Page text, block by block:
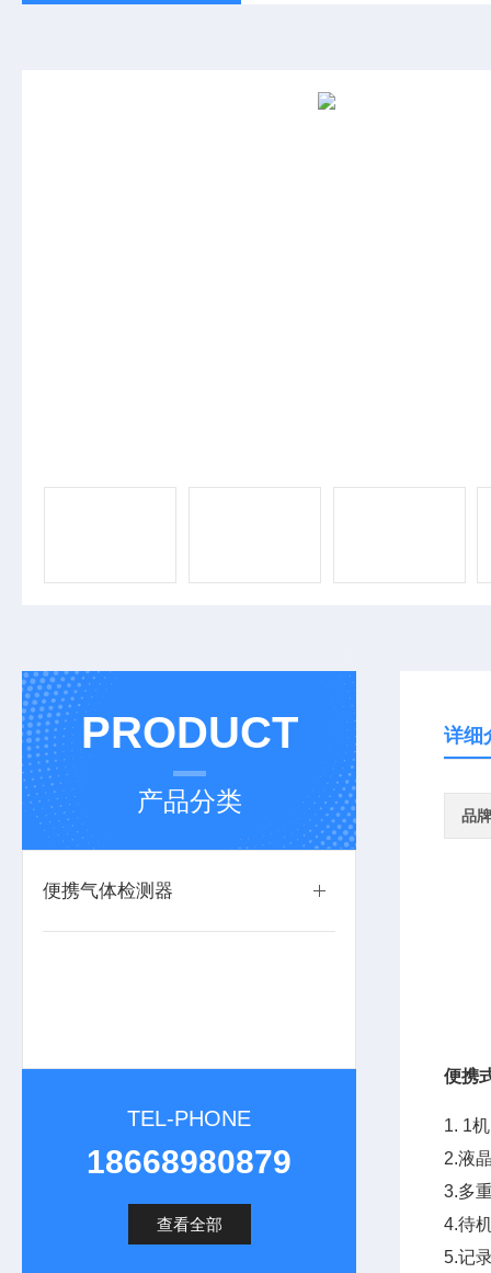
PRODUCT
产品分类
便携气体检测器
TEL-PHONE
18668980879
查看全部
详细
品牌
便携
1. 1
2.液
3.多
4.待
5.记